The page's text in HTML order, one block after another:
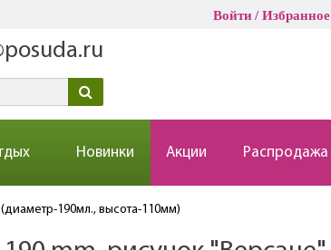
Войти Избранное
Новинки Акции Распродажа
190мл., высота-110мм)